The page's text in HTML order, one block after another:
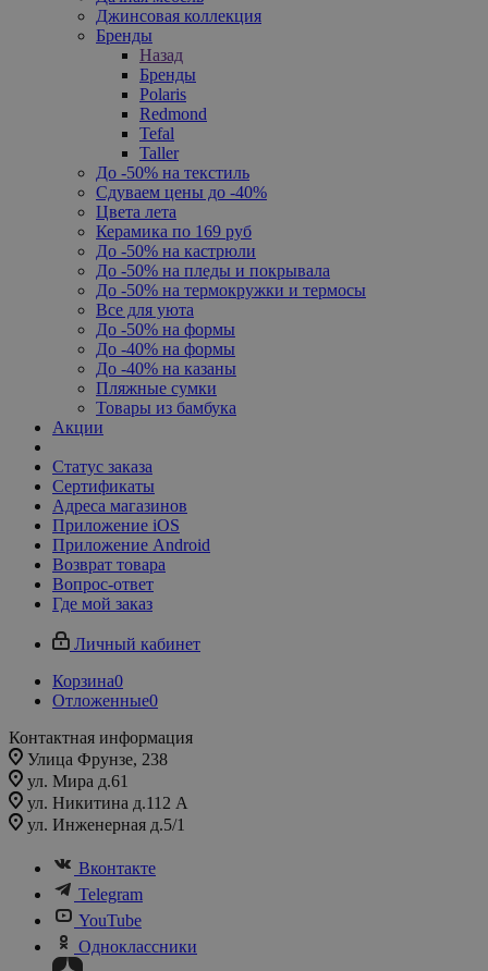
Джинсовая коллекция
Бренды
Назад
Бренды
Polaris
Redmond
Tefal
Taller
До -50% на текстиль
Сдуваем цены до -40%
Цвета лета
Керамика по 169 руб
До -50% на кастрюли
До -50% на пледы и покрывала
До -50% на термокружки и термосы
Все для уюта
До -50% на формы
До -40% на формы
До -40% на казаны
Пляжные сумки
Товары из бамбука
Акции
Статус заказа
Сертификаты
Адреса магазинов
Приложение iOS
Приложение Android
Возврат товара
Вопрос-ответ
Где мой заказ
Личный кабинет
Корзина0
Отложенные0
Контактная информация
Улица Фрунзе, 238​
ул. Мира д.61
ул. Никитина д.112 А
ул. Инженерная д.5/1
Вконтакте
Telegram
YouTube
Одноклассники